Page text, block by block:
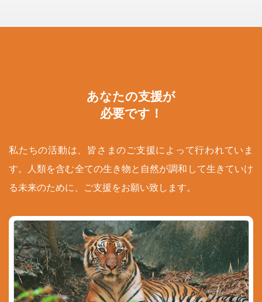
あなたの支援が
必要です！
私たちの活動は、皆さまのご支援によって行われていま
す。人類を含む全ての生き物と自然が調和して生きていけ
る未来のために、ご支援をお願い致します。